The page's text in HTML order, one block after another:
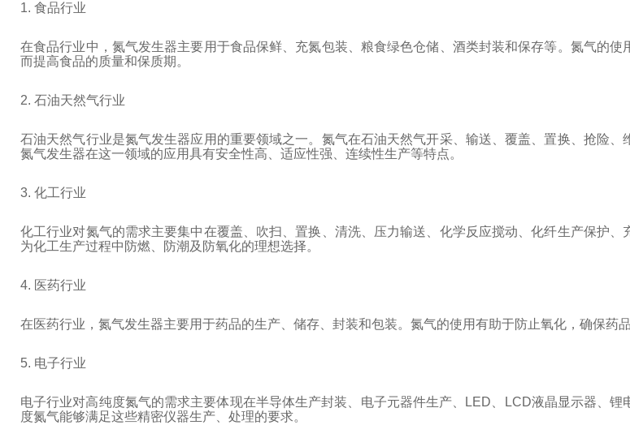
1. 食品行业
在食品行业中，氮气发生器主要用于食品保鲜、充氮包装、粮食绿色仓储、酒类封装和保存等。氮气的使
而提高食品的质量和保质期。
2. 石油天然气行业
石油天然气行业是氮气发生器应用的重要领域之一。氮气在石油天然气开采、输送、覆盖、置换、抢险、
氮气发生器在这一领域的应用具有安全性高、适应性强、连续性生产等特点。
3. 化工行业
化工行业对氮气的需求主要集中在覆盖、吹扫、置换、清洗、压力输送、化学反应搅动、化纤生产保护
为化工生产过程中防燃、防潮及防氧化的理想选择。
4. 医药行业
在医药行业，氮气发生器主要用于药品的生产、储存、封装和包装。氮气的使用有助于防止氧化，确保药
5. 电子行业
电子行业对高纯度氮气的需求主要体现在半导体生产封装、电子元器件生产、LED、LCD液晶显示器、
度氮气能够满足这些精密仪器生产、处理的要求。